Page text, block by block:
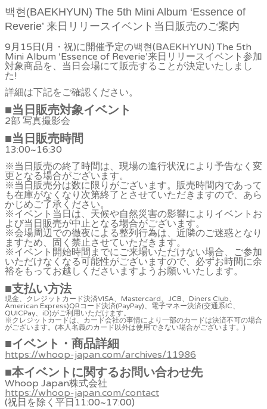
백현(BAEKHYUN) The 5th Mini Album ‘Essence of
Reverie’ 来日リリースイベント当日販売のご案内
9月15日(月・祝)に開催予定の백현(BAEKHYUN) The 5th
Mini Album ‘Essence of Reverie’来日リリースイベント参加
対象商品を、当日会場にて販売することが決定いたしまし
た!
詳細は下記をご確認ください。
■当日販売対象イベント
2部 写真撮影会
■当日販売時間
13:00~16:30
※当日販売の終了時間は、現場の進行状況により予告なく変
更となる場合がございます。
※当日販売分は数に限りがございます。販売時間内であって
も在庫がなくなり次第終了とさせていただきますので、あら
かじめご了承ください。
※イベント当日は、天候や自然災害の影響によりイベントお
よび当日販売が中止となる場合がございます。
※会場周辺での徹夜による整列行為は、近隣のご迷惑となり
ますため、固く禁止させていただきます。
※イベント開始時間までにご来場いただけない場合、ご参加
いただけなくなる可能性がございますので、必ずお時間に余
裕をもってお越しくださいますようお願いいたします。
■支払い方法
現金、クレジットカード決済VISA、Mastercard、JCB、Diners Club、
American Express)QRコード決済(PayPay)、電子マネー決済(交通系IC、
QUICPay、iD)がご利用いただけます。
※クレジットカードは、カード会社の事情により一部のカードは決済不可の場合
がございます。(本人名義のカード以外は使用できない場合がございます。)
■イベント・商品詳細
https://whoop-japan.com/archives/11986
■本イベントに関するお問い合わせ先
Whoop Japan株式会社
https://whoop-japan.com/contact
(祝日を除く平日11:00~17:00)